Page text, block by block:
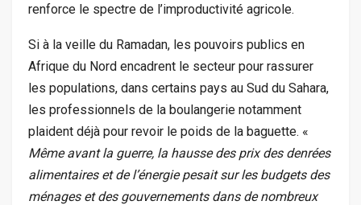
renforce le spectre de l’improductivité agricole.
Si à la veille du Ramadan, les pouvoirs publics en
Afrique du Nord encadrent le secteur pour rassurer
les populations, dans certains pays au Sud du Sahara,
les professionnels de la boulangerie notamment
plaident déjà pour revoir le poids de la baguette. «
Même avant la guerre, la hausse des prix des denrées
alimentaires et de l’énergie pesait sur les budgets des
ménages et des gouvernements dans de nombreux